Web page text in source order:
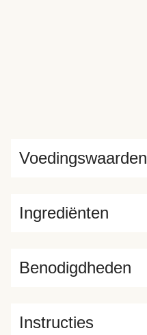
Ingrediënten
Voedingswaarden
Benodigdheden
Instructies